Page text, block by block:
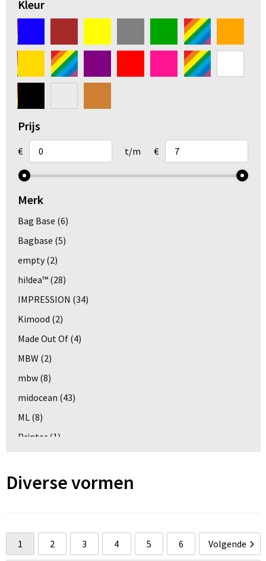
Arm- en handbescherming
Gehoorbescherming
Hoofdbescherming
Broeken en Rokken
Kleur
Prijs
€ t/m €
Merk
Bag Base (6)
Bagbase (5)
empty (2)
hi!dea™ (28)
IMPRESSION (34)
Kimood (2)
Made Out Of (4)
MBW (2)
mbw (8)
midocean (43)
ML (8)
Printer (1)
REEVES
Toppoint(18)
Vinga(1)
Diverse vormen
1 2 3 4 5 6 Volgende